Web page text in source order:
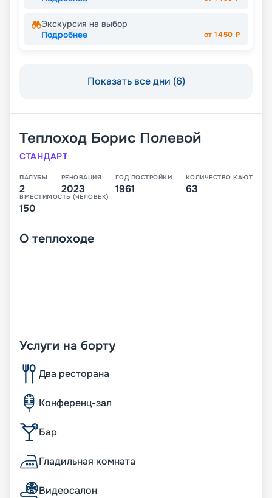
Экскурсия на выбор
Подробнее
от1450 ₽
Показать все дни (6)
Теплоход Борис Полевой
СТАНДАРТ
ПАЛУБЫ
2
РЕНОВАЦИЯ
2023
ГОД ПОСТРОЙКИ
1961
КОЛИЧЕСТВО КАЮТ
63
ВМЕСТИМОСТЬ (ЧЕЛОВЕК)
150
О теплоходе
Услуги на борту
Два ресторана
Конференц-зал
Бар
Гладильная комната
Видеосалон